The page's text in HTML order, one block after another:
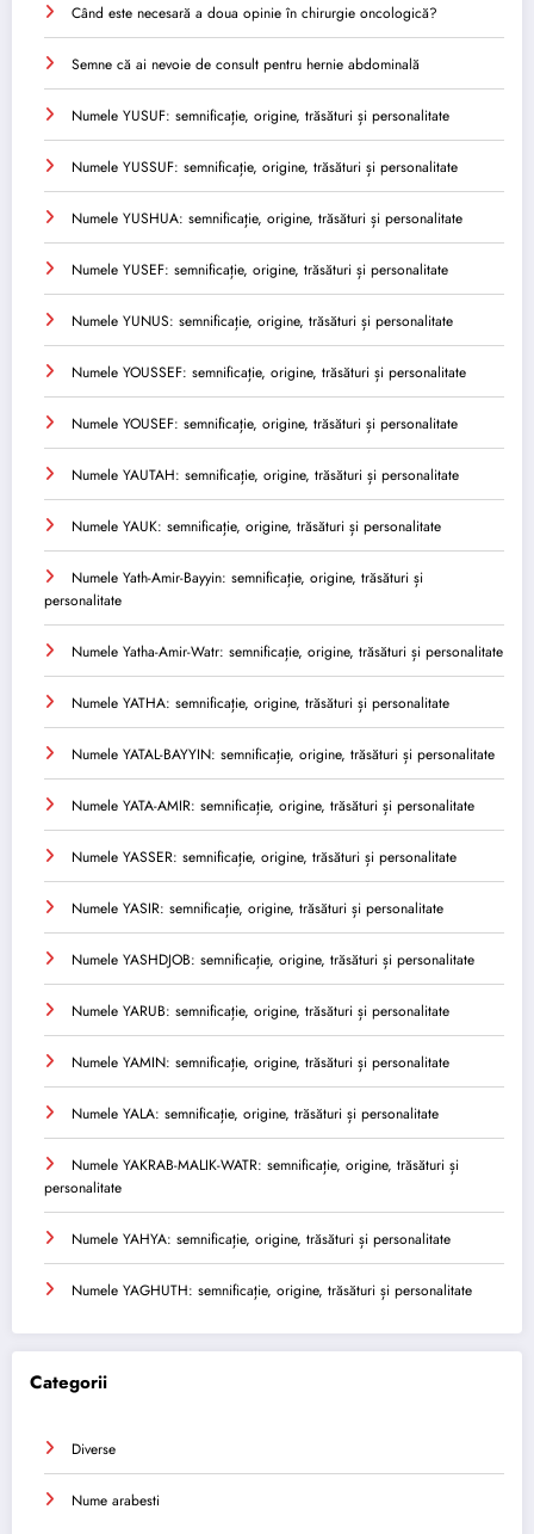
Când este necesară a doua opinie în chirurgie oncologică?
Semne că ai nevoie de consult pentru hernie abdominală
Numele YUSUF: semnificație, origine, trăsături și personalitate
Numele YUSSUF: semnificație, origine, trăsături și personalitate
Numele YUSHUA: semnificație, origine, trăsături și personalitate
Numele YUSEF: semnificație, origine, trăsături și personalitate
Numele YUNUS: semnificație, origine, trăsături și personalitate
Numele YOUSSEF: semnificație, origine, trăsături și personalitate
Numele YOUSEF: semnificație, origine, trăsături și personalitate
Numele YAUTAH: semnificație, origine, trăsături și personalitate
Numele YAUK: semnificație, origine, trăsături și personalitate
Numele Yath-Amir-Bayyin: semnificație, origine, trăsături și
personalitate
Numele Yatha-Amir-Watr: semnificație, origine, trăsături și personalitate
Numele YATHA: semnificație, origine, trăsături și personalitate
Numele YATAL-BAYYIN: semnificație, origine, trăsături și personalitate
Numele YATA-AMIR: semnificație, origine, trăsături și personalitate
Numele YASSER: semnificație, origine, trăsături și personalitate
Numele YASIR: semnificație, origine, trăsături și personalitate
Numele YASHDJOB: semnificație, origine, trăsături și personalitate
Numele YARUB: semnificație, origine, trăsături și personalitate
Numele YAMIN: semnificație, origine, trăsături și personalitate
Numele YALA: semnificație, origine, trăsături și personalitate
Numele YAKRAB-MALIK-WATR: semnificație, origine, trăsături și
personalitate
Numele YAHYA: semnificație, origine, trăsături și personalitate
Numele YAGHUTH: semnificație, origine, trăsături și personalitate
Categorii
Diverse
Nume arabesti